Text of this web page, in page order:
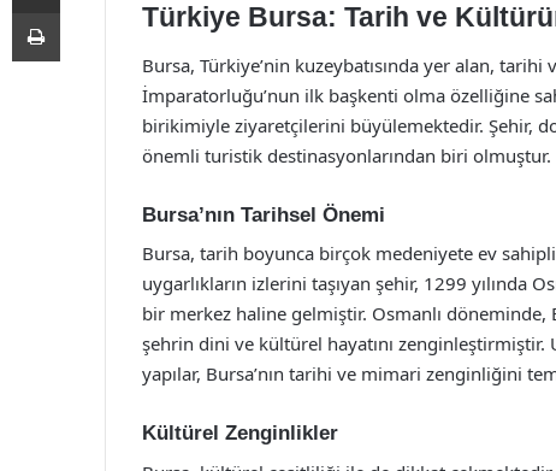
Türkiye Bursa: Tarih ve
Bursa, Türkiye’nin kuzeybatısında yer alan,
İmparatorluğu’nun ilk başkenti olma özelliğine
birikimiyle ziyaretçilerini büyülemektedir. Şehir,
önemli turistik destinasyonlarından biri olmuştur.
Bursa’nın Tarihsel Önemi
Bursa, tarih boyunca birçok medeniyete ev
uygarlıkların izlerini taşıyan şehir, 1299 yılında
bir merkez haline gelmiştir. Osmanlı döneminde,
şehrin dini ve kültürel hayatını
yapılar, Bursa’nın tarihi ve mimari zenginliğini
Kültürel Zenginlikler